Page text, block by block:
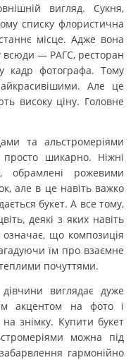
вигляд. Сукня,
списку флористична
місце. Адже вона
всюди — РАГС, ресторан
кадр фотографа. Тому
Але це
високу ціну. Головне
та альстромеріями
шикарно. Ніжні
обрамлені рожевими
але в це навіть важко
букет. А все тому,
деякі з яких навіть
що композиція
їм про взаємне
почуттями.
виглядає дуже
акцентом на фото і
на знімку. Купити букет
можна під
гармонійно